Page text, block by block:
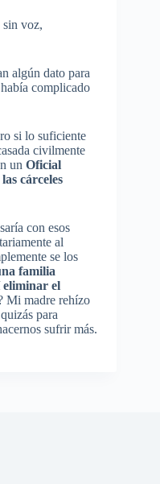
sin voz,
algún dato para
había complicado
si lo suficiente
civilmente
un Oficial
las cárceles
con esos
al
se los
familia
eliminar el
Mi madre rehízo
quizás para
sufrir más.